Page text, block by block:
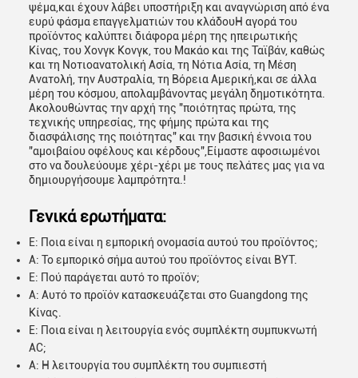
ψέμα,και έχουν λάβει υποστήριξη και αναγνώριση από ένα
ευρύ φάσμα επαγγελματιών του κλάδουΗ αγορά του
προϊόντος καλύπτει διάφορα μέρη της ηπειρωτικής
Κίνας, του Χονγκ Κονγκ, του Μακάο και της Ταϊβάν, καθώς
και τη Νοτιοανατολική Ασία, τη Νότια Ασία, τη Μέση
Ανατολή, την Αυστραλία, τη Βόρεια Αμερική,και σε άλλα
μέρη του κόσμου, απολαμβάνοντας μεγάλη δημοτικότητα.
Ακολουθώντας την αρχή της "ποιότητας πρώτα, της
τεχνικής υπηρεσίας, της φήμης πρώτα και της
διασφάλισης της ποιότητας" και την βασική έννοια του
"αμοιβαίου οφέλους και κέρδους",Είμαστε αφοσιωμένοι
στο να δουλεύουμε χέρι-χέρι με τους πελάτες μας για να
δημιουργήσουμε λαμπρότητα.!
Γενικά ερωτήματα:
Ε: Ποια είναι η εμπορική ονομασία αυτού του προϊόντος;
Α: Το εμπορικό σήμα αυτού του προϊόντος είναι BYT.
Ε: Πού παράγεται αυτό το προϊόν;
Α: Αυτό το προϊόν κατασκευάζεται στο Guangdong της
Κίνας.
Ε: Ποια είναι η λειτουργία ενός συμπλέκτη συμπυκνωτή
AC;
Α: Η λειτουργία του συμπλέκτη του συμπιεστή